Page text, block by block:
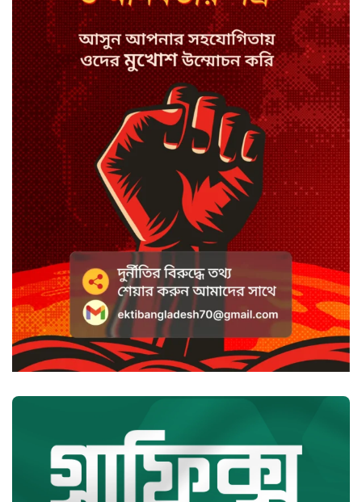
নিহত ২
স্পিকারের নামে জাল ডিও, প্রতারণার
অভিযোগে এসিল্যান্ডের বিরুদ্ধে মামলা
সাদা না বাদামি চিনি, কোনটি ভালো?
হাসানের ৪ উইকেটের দিনে ধুঁকছে
বাংলাদেশ